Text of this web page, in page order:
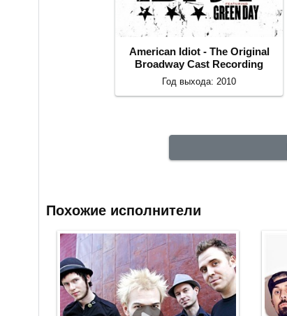
American Idiot - The Original
Broadway Cast Recording
Год выхода: 2010
Похожие исполнители